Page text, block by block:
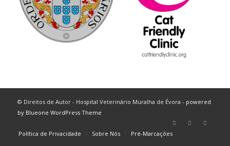
© Direitos de Autor - Hospital Veterinário Muralha de Évora - powered
by Blueone WordPress Theme
Política de Privacidade Sobre Nós Pré-Marcações